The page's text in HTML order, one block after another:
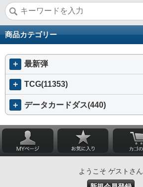
商品カテゴリー
＋ 最新弾
＋ TCG(11353)
＋ データカードダス(440)
ようこそ ゲストさん